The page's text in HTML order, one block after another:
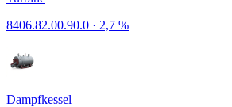
8406.82.00.90.0 · 2,7 %
Dampfkessel